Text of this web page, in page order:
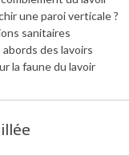
une paroi verticale ?
sanitaires
abords des lavoirs
la faune du lavoir